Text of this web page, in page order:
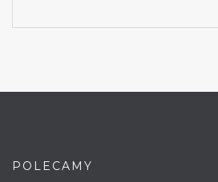
POLECAMY